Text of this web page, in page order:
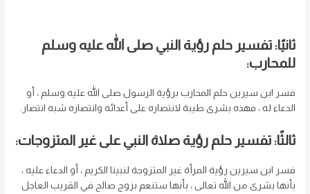
ثانيًا: تفسير حلم رؤية النبي صلى الله عليه وسلم
للمحارب:
فسر ابن سيرين حلم المحارب برؤية الرسول صلى الله عليه وسلم ، أو
الدعاء له ، فهذه بشرى طيبة لانتصاره على أعدائه وانتصاره شبه انتصار.
ثالثًا: تفسير حلم رؤية صلاة النبي على غير المتزوجات:
فسر ابن سيرين رؤية المرأة غير المتزوجة لنبينا الكريم ، أو الدعاء عليه ،
بأنها بشرى من الله تعالى ، بأنها ستنعم بزوج صالح في القريب العاجل